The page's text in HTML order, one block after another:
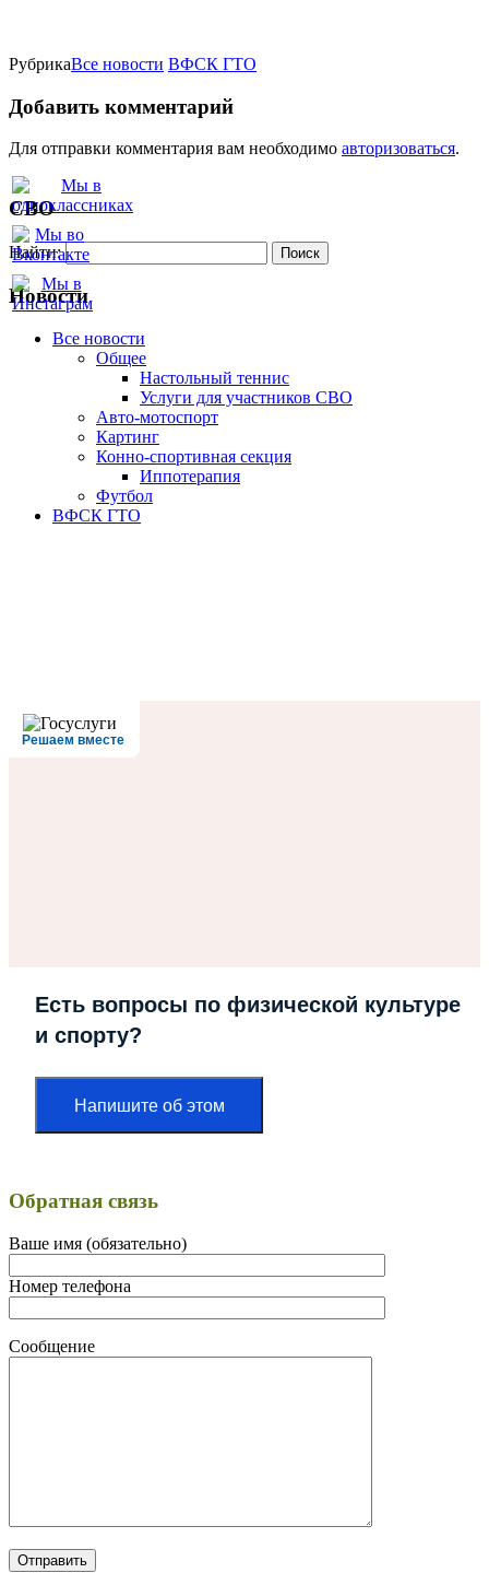
РубрикаВсе новости ВФСК ГТО
Добавить комментарий
Для отправки комментария вам необходимо авторизоваться.
СВО
Найти:
Новости
Все новости
Oбщее
Настольный теннис
Услуги для участников СВО
Авто-мотоспорт
Картинг
Конно-спортивная секция
Иппотерапия
Футбол
ВФСК ГТО
Решаем вместе
Есть вопросы по физической культуре
и спорту?
Напишите об этом
Обратная связь
Ваше имя (обязательно)
Номер телефона
Сообщение